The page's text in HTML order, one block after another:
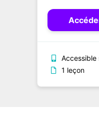
Accessible
1 leçon